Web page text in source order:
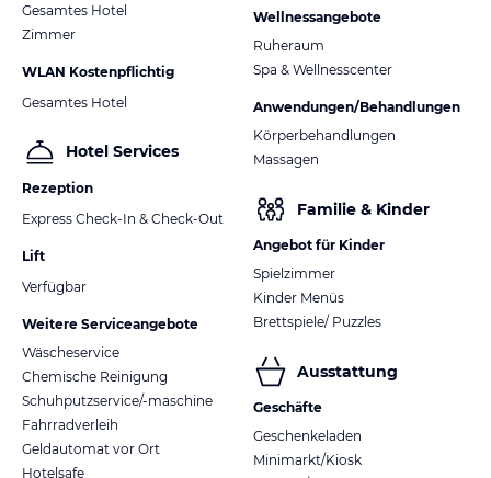
lies vor der Buchung die verbindlichen Angebotsdetails
jeweiligen Veranstalters.
Gesamtes Hotel
Zimmer
WLAN Kostenpflichtig
Gesamtes Hotel
Hotel Services
Rezeption
Express Check-In & Check-Out
Lift
Verfügbar
Weitere Serviceangebote
Wäscheservice
Chemische Reinigung
Schuhputzservice/-maschine
Fahrradverleih
Geldautomat vor Ort
Hotelsafe
Wellnessangebote
Ruheraum
Spa & Wellnesscenter
Anwendungen/Behandlungen
Körperbehandlungen
Massagen
Familie & Kinder
Angebot für Kinder
Spielzimmer
Kinder Menüs
Brettspiele/ Puzzles
Ausstattung
Geschäfte
Geschenkeladen
Minimarkt/Kiosk